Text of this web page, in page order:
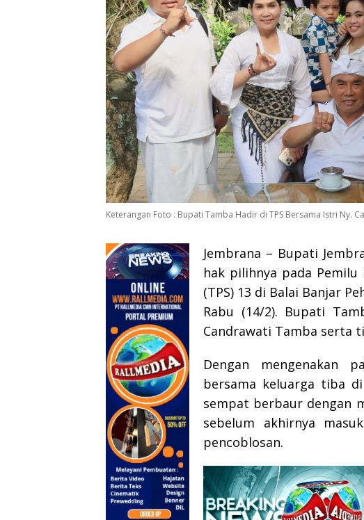
Keterangan Foto : Bupati Tamba Hadir di TPS Bersama Istri Ny.
Jembrana – Bupati
hak pilihnya pada
(TPS) 13 di Balai Banjar
Rabu (14/2). Bupati
Candrawati Tamba serta
Dengan mengenakan
bersama keluarga tiba
sempat berbaur dengan
sebelum akhirnya
pencoblosan.